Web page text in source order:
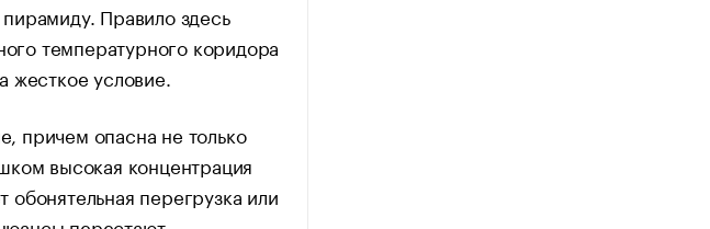
Правило здесь
температурного коридора
условие.
причем опасна не только
высокая концентрация
перегрузка или